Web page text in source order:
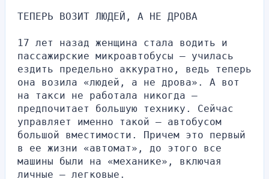
ТЕПЕРЬ ВОЗИТ ЛЮДЕЙ, А НЕ ДРОВА
17 лет назад женщина стала водить и
пассажирские микроавтобусы — училась
ездить предельно аккуратно, ведь теперь
она возила «людей, а не дрова». А вот
на такси не работала никогда —
предпочитает большую технику. Сейчас
управляет именно такой — автобусом
большой вместимости. Причем это первый
в ее жизни «автомат», до этого все
машины были на «механике», включая
личные — легковые.